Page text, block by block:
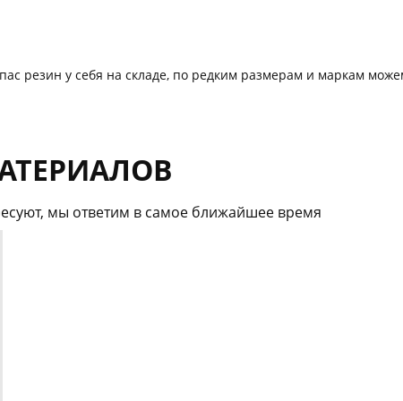
резин у себя на складе, по редким размерам и маркам
мы ответим в самое ближайшее время